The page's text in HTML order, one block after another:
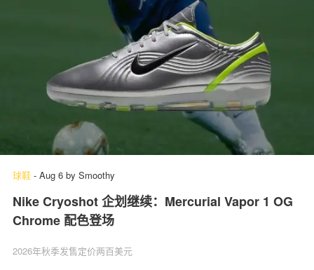
球鞋 - Aug 6 by Smoothy
Nike Cryoshot 企划继续：Mercurial Vapor 1 OG
Chrome 配色登场
2026年秋季发售定价两百美元